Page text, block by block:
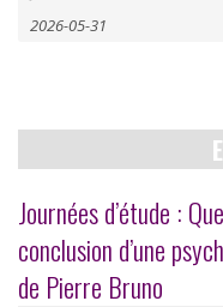
de
vues
Évènements
Journées d’étude :
conclusion d’une
de Pierre Bruno